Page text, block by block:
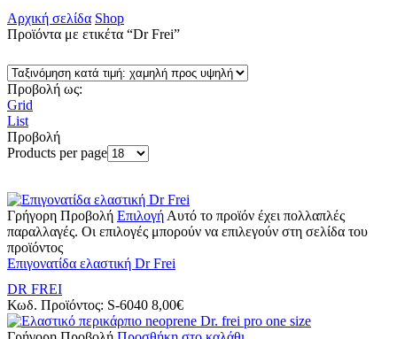
Αρχική σελίδα Shop
Προϊόντα με ετικέτα “Dr Frei”
Προβολή ως:
Grid
List
Προβολή
Products per page
Γρήγορη Προβολή Επιλογή Αυτό το προϊόν έχει πολλαπλές
παραλλαγές. Οι επιλογές μπορούν να επιλεγούν στη σελίδα του
προϊόντος
Επιγονατίδα ελαστική Dr Frei
DR FREI
Κωδ. Προϊόντος: S-6040 8,00€